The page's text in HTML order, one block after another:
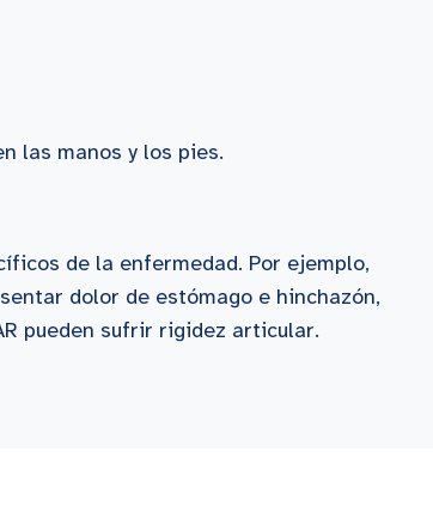
las manos y los pies.
de la enfermedad. Por ejemplo,
dolor de estómago e hinchazón,
pueden sufrir rigidez articular.